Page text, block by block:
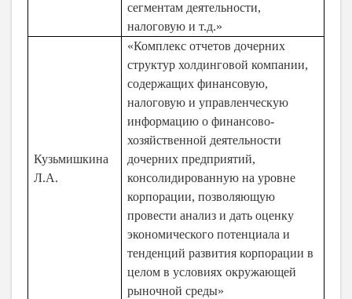
сегментам деятельности,
налоговую и т.д.»
Кузьмишкина
Л.А.
«Комплекс отчетов дочерних
структур холдинговой компании,
содержащих финансовую,
налоговую и управленческую
информацию о финансово-
хозяйственной деятельности
дочерних предприятий,
консолидированную на уровне
корпорации, позволяющую
провести анализ и дать оценку
экономического потенциала и
тенденций развития корпорации в
целом в условиях окружающей
рыночной среды»